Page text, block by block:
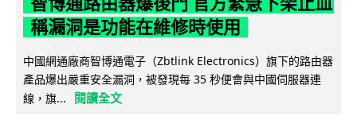
稱漏洞是功能在維修時使用
中國網通廠商智博通電子（Zbtlink Electronics）旗下的路由器
產品爆出嚴重安全漏洞，被發現每 35 秒便會與中國伺服器連
線，旗...
閱讀全文